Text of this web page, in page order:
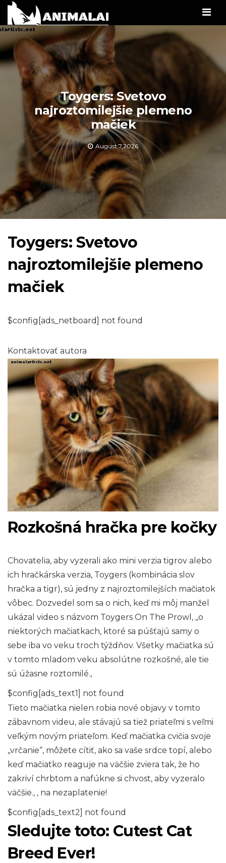
Toygers: Svetovo
najroztomilejšie plemeno
mačiek
August 7,2026
Toygers: Svetovo
najroztomilejšie plemeno
mačiek
$config[ads_netboard] not found
Kontaktovať autora
Rozkošná hračka pre kočky
Chovatelia, aby vyzerali ako mini verzia tigrov alebo
ich hračkárska verzia, Toygers (kombinácia slov
hračka a tigr), sú jedny z najroztomilejších mačiatok
vôbec. Dozvedel som sa o nich, keď mi môj manžel
ukázal video s názvom Toygers On The Prowl, „o
niektorých mačiatkach, ktoré sa púšťajú samy o
sebe iba vo veku troch týždňov. Všetky mačiatka sú
v tomto mladom veku absolútne rozkošné, ale tie
sú úžasne roztomilé.,
$config[ads_text1] not found
Tieto mačiatka nielen robia nové objavy v tomto
zábavnom videu, ale stávajú sa tiež priateľmi s veľmi
veľkým novým priateľom. Keď mačiatka cvičia svoje
„vrčanie“, môžete cítiť, ako sa vaše srdce topí, alebo
keď mačiatko reaguje na väčšie zviera tak, že ho
zakriví chrbtom a nafúkne si chvost, aby vyzeralo
väčšie., , na nezaplatenie!
$config[ads_text2] not found
Sledujte toto: Cutest Cat
Breed Ever!